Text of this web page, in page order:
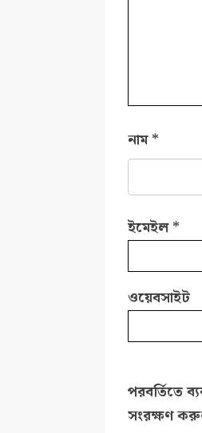
নাম*
ইমেইল*
ওয়েবসাইট
পরবর্তিতে
সংরক্ষণ